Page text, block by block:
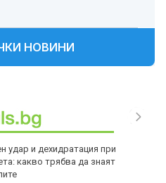
НОВИНИ
удар и дехидратация при
какво трябва да знаят